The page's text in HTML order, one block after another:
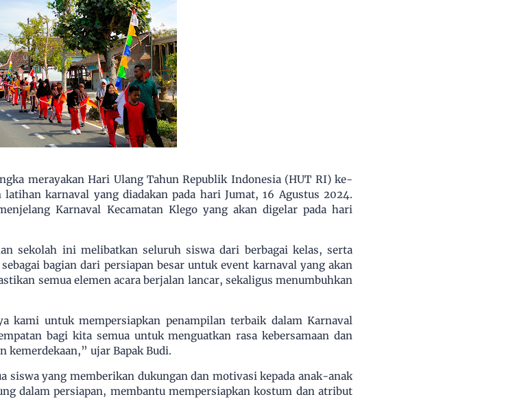
merayakan Hari Ulang Tahun Republik Indonesia (HUT RI) ke-
karnaval yang diadakan pada hari Jumat, 16 Agustus 2024.
Karnaval Kecamatan Klego yang akan digelar pada hari
sekolah ini melibatkan seluruh siswa dari berbagai kelas, serta
bagian dari persiapan besar untuk event karnaval yang akan
semua elemen acara berjalan lancar, sekaligus menumbuhkan
kami untuk mempersiapkan penampilan terbaik dalam Karnaval
bagi kita semua untuk menguatkan rasa kebersamaan dan
kemerdekaan,” ujar Bapak Budi.
yang memberikan dukungan dan motivasi kepada anak-anak
dalam persiapan, membantu mempersiapkan kostum dan atribut